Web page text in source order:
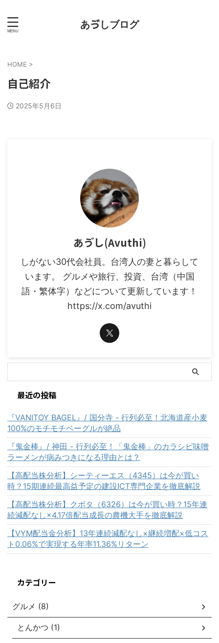
あゔしブログ
HOME >
自己紹介
2025年5月6日
あゔし(Avuthi)
しがない30代会社員。台湾人の妻と暮らして
います。 グルメや旅行、投資、台湾（中国
語・繁体字）などについて更新しています！
https://x.com/avuthi
最近の投稿
『VANITOY BAGEL』/ 国分寺 - 行列必至！北海道産小麦
100%のモチモチベーグルが絶品
『鬼金棒』/ 神田 - 行列必至！「鬼金棒」のカラシビ味噌
ラーメンが病みつきになる理由とは？
【高配当株分析】シーティーエス（4345）は今が買い
時？15期連続最高益予定の建設ICT専門企業を徹底解説
【高配当株分析】クボタ（6326）は今が買い時？15年連
続減配なし×4.17倍配当成長の農機大手を徹底解説
【VYM配当金分析】13年連続減配なし×継続増配×低コス
ト0.06%で実現する年率11.36%リターン
カテゴリー
グルメ (8)
とんかつ (1)